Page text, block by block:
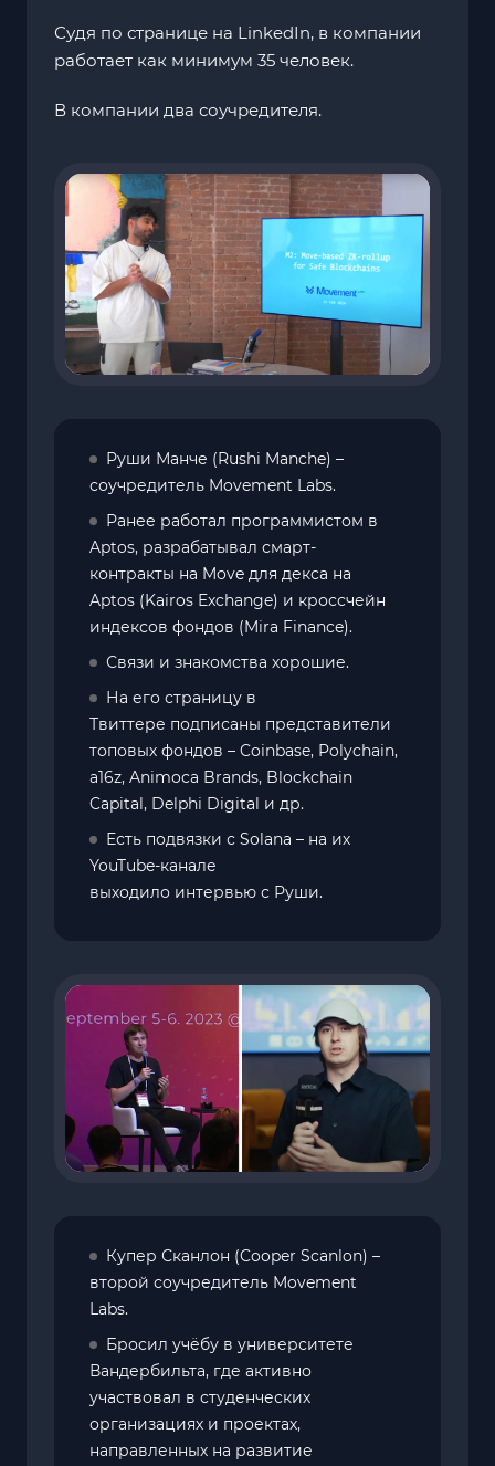
Судя по странице на LinkedIn, в компании
работает как минимум 35 человек.
В компании два соучредителя.
Руши Манче (Rushi Manche) –
соучредитель Movement Labs.
Ранее работал программистом в
Aptos, разрабатывал смарт-
контракты на Move для декса на
Aptos (Kairos Exchange) и кроссчейн
индексов фондов (Mira Finance).
Связи и знакомства хорошие.
На его страницу в
Твиттере подписаны представители
топовых фондов – Coinbase, Polychain,
a16z, Animoca Brands, Blockchain
Capital, Delphi Digital и др.
Есть подвязки с Solana – на их
YouTube-канале
выходило интервью с Руши.
Купер Сканлон (Cooper Scanlon) –
второй соучредитель Movement
Labs.
Бросил учёбу в университете
Вандербильта, где активно
участвовал в студенческих
организациях и проектах,
направленных на развитие